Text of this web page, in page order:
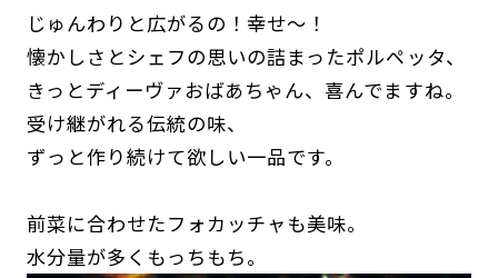
じゅんわりと広がるの！幸せ〜！
懐かしさとシェフの思いの詰まったポルペッタ、
きっとディーヴァおばあちゃん、喜んでますね。
受け継がれる伝統の味、
ずっと作り続けて欲しい一品です。
前菜に合わせたフォカッチャも美味。
水分量が多くもっちもち。